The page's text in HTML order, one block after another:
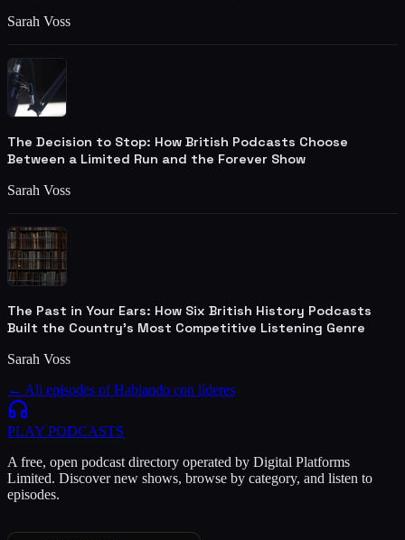
Sarah Voss
The Decision to Stop: How British Podcasts Choose
Between a Limited Run and the Forever Show
Sarah Voss
The Past in Your Ears: How Six British History Podcasts
Built the Country's Most Competitive Listening Genre
Sarah Voss
← All episodes ofHablando con líderes
PLAY PODCASTS
A free, open podcast directory operated by Digital Platforms
Limited. Discover new shows, browse by category, and listen to
episodes.